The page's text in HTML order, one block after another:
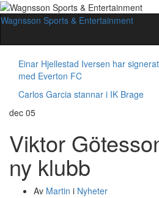
Wagnsson Sports & Entertainment
Einar Hjellestad Iversen har
med Everton FC
Carlos Garcia stannar i IK Brage
dec 05
Viktor
ny klubb
Av Martin i Nyheter